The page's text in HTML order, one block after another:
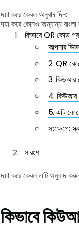
দয়া করে কেবল অনুবাদ দিন:
দয়া করে কোনও অন্যান্য বাংলা
কিভাবে QR কোড
আপনার
2. QR
3. কিউআর
4. কিউআর
5. এটি
সংক্ষেপে:
সারংশ
দয়া করে কেবল এটি অনুবাদ
কিভাবে